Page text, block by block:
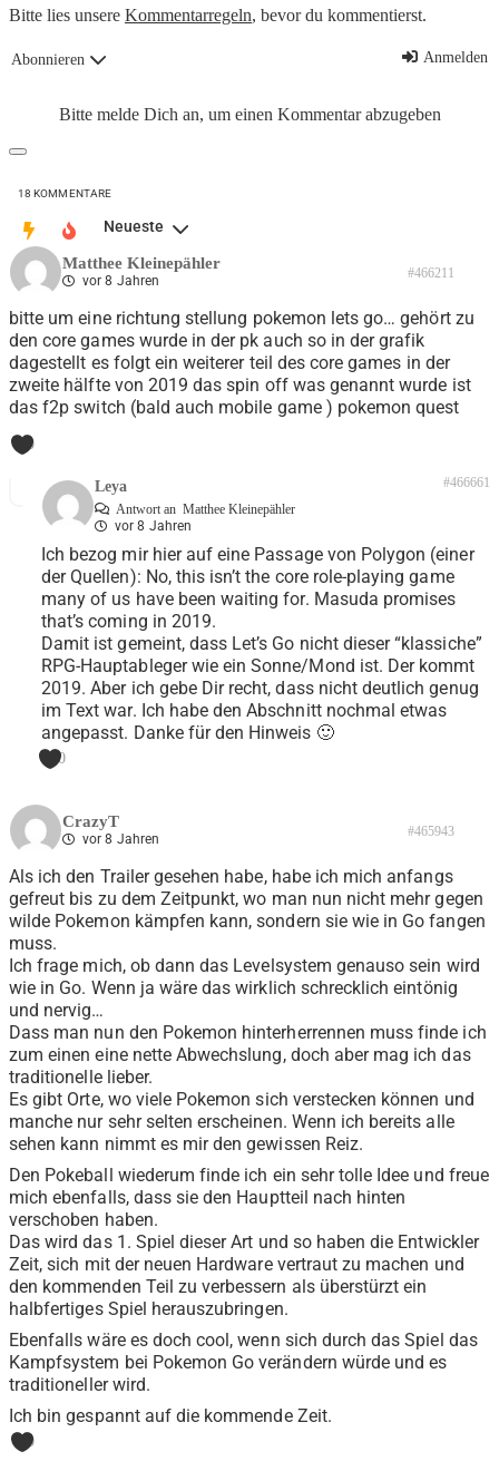
Bitte lies unsere Kommentarregeln, bevor du kommentierst.
Abonnieren Anmelden
Bitte melde Dich an, um einen Kommentar abzugeben
18 KOMMENTARE
Neueste
Matthee Kleinepähler
vor 8 Jahren #466211
bitte um eine richtung stellung pokemon lets go… gehört zu
den core games wurde in der pk auch so in der grafik
dagestellt es folgt ein weiterer teil des core games in der
zweite hälfte von 2019 das spin off was genannt wurde ist
das f2p switch (bald auch mobile game ) pokemon quest
0
Leya
Antwort an Matthee Kleinepähler
vor 8 Jahren
#466661
Ich bezog mir hier auf eine Passage von Polygon (einer
der Quellen): No, this isn’t the core role-playing game
many of us have been waiting for. Masuda promises
that’s coming in 2019.
Damit ist gemeint, dass Let’s Go nicht dieser “klassiche”
RPG-Hauptableger wie ein Sonne/Mond ist. Der kommt
2019. Aber ich gebe Dir recht, dass nicht deutlich genug
im Text war. Ich habe den Abschnitt nochmal etwas
angepasst. Danke für den Hinweis 🙂
0
CrazyT
vor 8 Jahren #465943
Als ich den Trailer gesehen habe, habe ich mich anfangs
gefreut bis zu dem Zeitpunkt, wo man nun nicht mehr gegen
wilde Pokemon kämpfen kann, sondern sie wie in Go fangen
muss.
Ich frage mich, ob dann das Levelsystem genauso sein wird
wie in Go. Wenn ja wäre das wirklich schrecklich eintönig
und nervig…
Dass man nun den Pokemon hinterherrennen muss finde ich
zum einen eine nette Abwechslung, doch aber mag ich das
traditionelle lieber.
Es gibt Orte, wo viele Pokemon sich verstecken können und
manche nur sehr selten erscheinen. Wenn ich bereits alle
sehen kann nimmt es mir den gewissen Reiz.
Den Pokeball wiederum finde ich ein sehr tolle Idee und freue
mich ebenfalls, dass sie den Hauptteil nach hinten
verschoben haben.
Das wird das 1. Spiel dieser Art und so haben die Entwickler
Zeit, sich mit der neuen Hardware vertraut zu machen und
den kommenden Teil zu verbessern als überstürzt ein
halbfertiges Spiel herauszubringen.
Ebenfalls wäre es doch cool, wenn sich durch das Spiel das
Kampfsystem bei Pokemon Go verändern würde und es
traditioneller wird.
Ich bin gespannt auf die kommende Zeit.
0